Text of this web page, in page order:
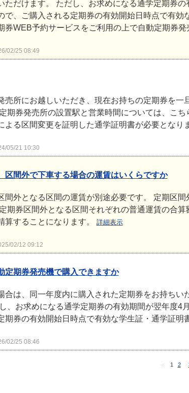
ただけます。 ただし、お求めになる通学定期券
で、ご購入される定期券の有効開始日時点で有効
WEB予約サービスをご利用の上で自動定期券発
02/25 08:49
売所にお越しいただき、現在お持ちの定期券を一
期券発売所の設置駅と営業時間については、こち
る区間変更を証明した通学証明書が必要となり
05/21 10:30
区間外で下車する場合の運賃はいくらですか
間外となる区間の運賃が別途必要です。 定期区
期券区間外となる区間それぞれの普通運賃の合
算することになります。 詳細表示
02/12 09:12
定期券発売機で購入できますか
合は、同一年度内に購入された定期券をお持ちい
、お求めになる通学定期券の有効期間が翌年度4
券の有効開始日時点で有効な学生証・通学証明
02/25 08:46
1 2